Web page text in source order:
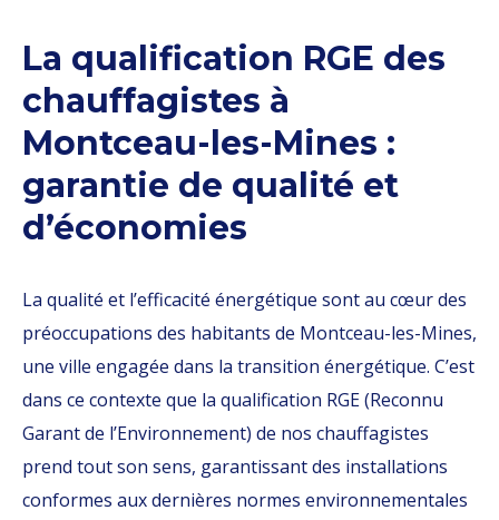
La qualification RGE des
chauffagistes à
Montceau-les-Mines :
garantie de qualité et
d’économies
La qualité et l’efficacité énergétique sont au cœur des
préoccupations des habitants de Montceau-les-Mines,
une ville engagée dans la transition énergétique. C’est
dans ce contexte que la qualification RGE (Reconnu
Garant de l’Environnement) de nos chauffagistes
prend tout son sens, garantissant des installations
conformes aux dernières normes environnementales